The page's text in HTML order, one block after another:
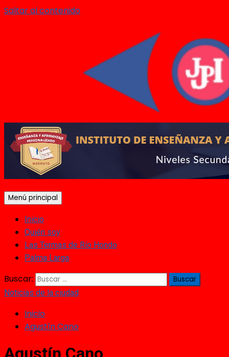
Saltar al contenido
Menú principal
Inicio
Quién soy
Las Termas de Río Hondo
Palma Larga
Buscar:
Noticias de la ciudad
Inicio
Agustín Cano